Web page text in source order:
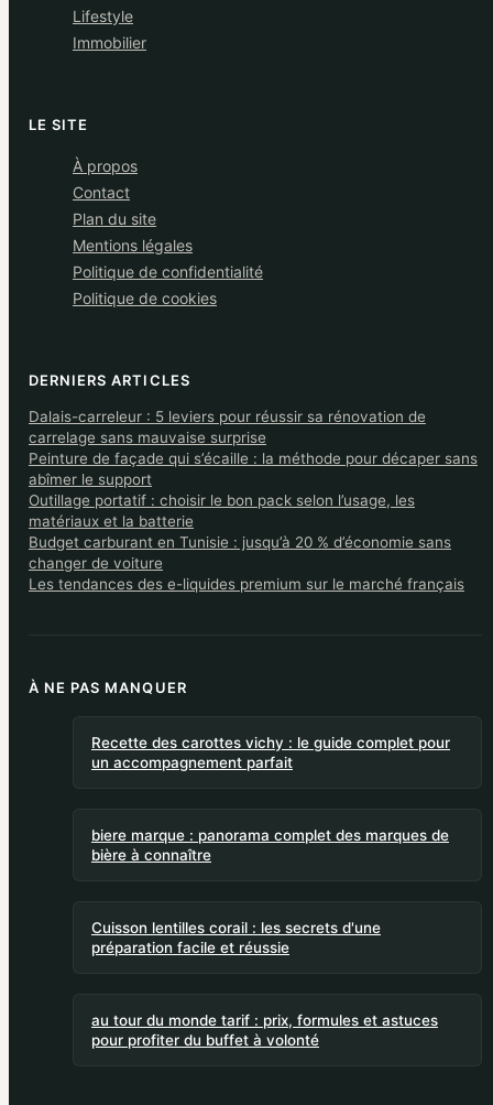
Lifestyle
Immobilier
LE SITE
À propos
Contact
Plan du site
Mentions légales
Politique de confidentialité
Politique de cookies
DERNIERS ARTICLES
Dalais-carreleur : 5 leviers pour réussir sa rénovation de
carrelage sans mauvaise surprise
Peinture de façade qui s’écaille : la méthode pour décaper sans
abîmer le support
Outillage portatif : choisir le bon pack selon l’usage, les
matériaux et la batterie
Budget carburant en Tunisie : jusqu’à 20 % d’économie sans
changer de voiture
Les tendances des e-liquides premium sur le marché français
À NE PAS MANQUER
Recette des carottes vichy : le guide complet pour
un accompagnement parfait
biere marque : panorama complet des marques de
bière à connaître
Cuisson lentilles corail : les secrets d'une
préparation facile et réussie
au tour du monde tarif : prix, formules et astuces
pour profiter du buffet à volonté